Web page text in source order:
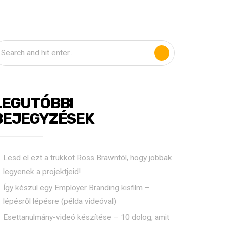
Lesd el ezt a trükköt Ross Brawntól, hogy jobbak
legyenek a projektjeid!
Így készül egy Employer Branding kisfilm –
lépésről lépésre (példa videóval)
Esettanulmány-videó készítése – 10 dolog, amit